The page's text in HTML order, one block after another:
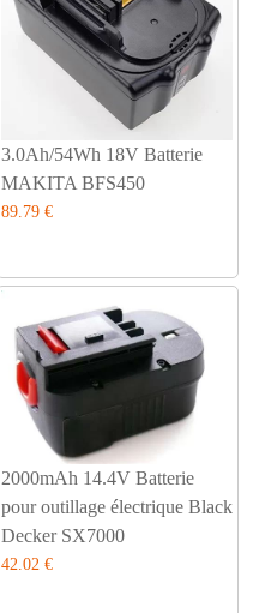
3.0Ah/54Wh 18V Batterie
MAKITA BFS450
89.79 €
2000mAh 14.4V Batterie
pour outillage électrique Black
Decker SX7000
42.02 €